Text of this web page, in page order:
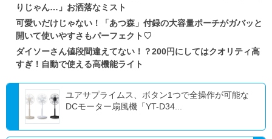
りじゃん…」お洒落なミスト
可愛いだけじゃない！「あつ森」付録の大容量ポーチがガバッと
開いて使いやすさもパーフェクト♡
ダイソーさん値段間違えてない！？200円にしてはクオリティ高
すぎ！自動で使える高機能ライト
ユアサプライムス、ボタン1つで全操作が可能な
DCモーター扇風機「YT-D34...